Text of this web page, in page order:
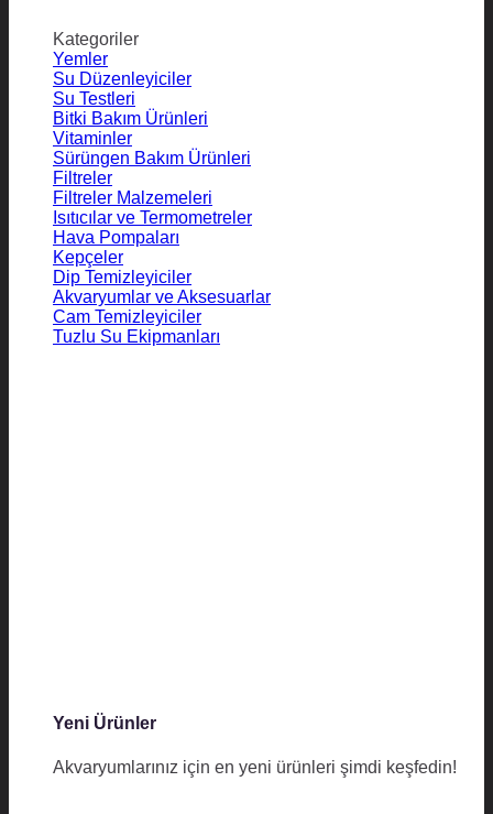
Kategoriler
Yemler
Su Düzenleyiciler
Su Testleri
Bitki Bakım Ürünleri
Vitaminler
Sürüngen Bakım Ürünleri
Filtreler
Filtreler Malzemeleri
Isıtıcılar ve Termometreler
Hava Pompaları
Kepçeler
Dip Temizleyiciler
Akvaryumlar ve Aksesuarlar
Cam Temizleyiciler
Tuzlu Su Ekipmanları
Yeni Ürünler
Akvaryumlarınız için en yeni ürünleri şimdi keşfedin!